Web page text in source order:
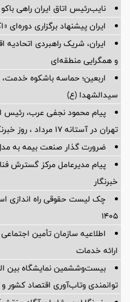
نایب‌رئیس اتاق ایران راهی
ایران پیشنهاد برگزاری دوره‌ای
ایران، شریک راهبردی
و همگرایی منطقه‌ای
اربعین؛ حماسه باشکوه
سیدالشهدا (ع)
پیام محمود نجفی عرب، رئیس
تهران در آستانه 17 مرداد ، روز خبرنگار
ضرورت گذار صنعت بیمه به
پیام مدیرعامل مرکز گسترش
خبرنگار
چک لیست حقوقی راه اندازی
۱۴۰۵
اطلاعیه سازمان تأمین
ارائه خدمات
بیست‌وششمین نمایشگاه بین
توانمندی وتاب‌آوری اقتصاد کشور